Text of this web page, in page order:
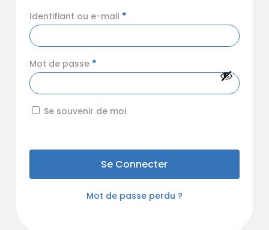
Identifiant ou e-mail *Obligatoire
Mot de passe *Obligatoire
Alternative:
Se souvenir de moi
Se Connecter
Mot de passe perdu ?